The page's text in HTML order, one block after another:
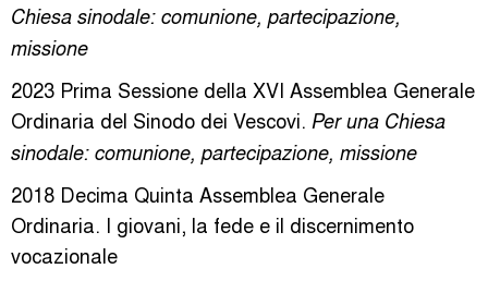
Chiesa sinodale: comunione, partecipazione,
missione
2023 Prima Sessione della XVI Assemblea Generale
Ordinaria del Sinodo dei Vescovi. Per una Chiesa
sinodale: comunione, partecipazione, missione
2018 Decima Quinta Assemblea Generale
Ordinaria. I giovani, la fede e il discernimento
vocazionale